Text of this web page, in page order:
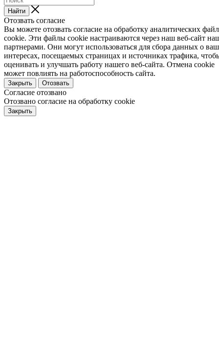
Найти
Отозвать согласие
Вы можете отозвать согласие на обработку аналитических
cookie. Эти файлы cookie настраиваются через наш веб-сайт
партнерами. Они могут использоваться для сбора данных о
интересах, посещаемых страницах и источниках трафика,
оценивать и улучшать работу нашего веб-сайта. Отмена cookie
может повлиять на работоспособность сайта.
Закрыть Отозвать
Согласие отозвано
Отозвано согласие на обработку cookie
Закрыть